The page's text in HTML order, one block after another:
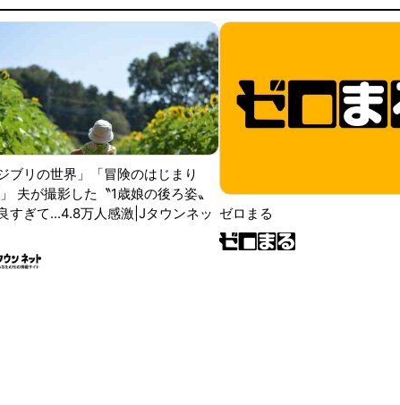
ジブリの世界」「冒険のはじまり
夫が撮影した〝1歳娘の後ろ姿〟
すぎて...4.8万人感激|Jタウンネッ ゼロまる